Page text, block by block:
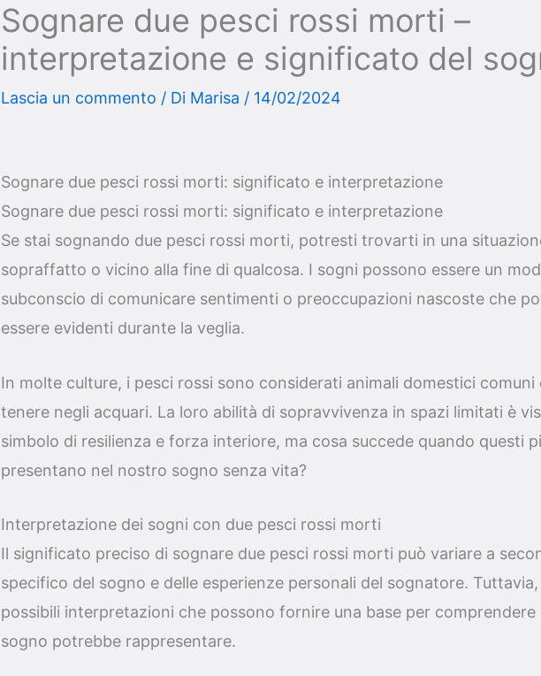
Sognare due pesci rossi morti –
interpretazione e significato del
Lascia un commento / Di Marisa / 14/02/2024
Sognare due pesci rossi morti: significato e interpretazione
Sognare due pesci rossi morti: significato e interpretazione
Se stai sognando due pesci rossi morti, potresti trovarti in una
sopraffatto o vicino alla fine di qualcosa. I sogni possono essere un
subconscio di comunicare sentimenti o preoccupazioni nascoste che
essere evidenti durante la veglia.
In molte culture, i pesci rossi sono considerati animali domestici comuni
tenere negli acquari. La loro abilità di sopravvivenza in spazi limitati è
simbolo di resilienza e forza interiore, ma cosa succede quando questi
presentano nel nostro sogno senza vita?
Interpretazione dei sogni con due pesci rossi morti
Il significato preciso di sognare due pesci rossi morti può variare a
specifico del sogno e delle esperienze personali del sognatore.
possibili interpretazioni che possono fornire una base per comprendere
sogno potrebbe rappresentare.